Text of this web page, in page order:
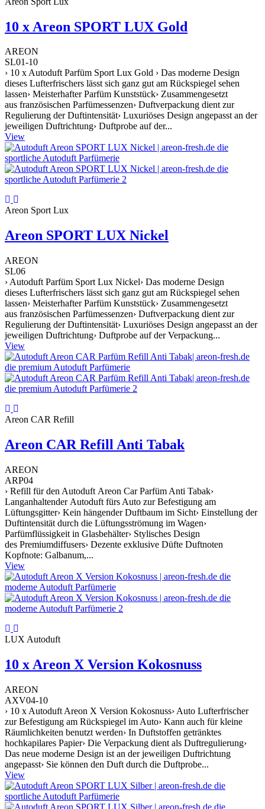
10 x Areon SPORT LUX Gold
AREON
SL01-10
› 10 x Autoduft Parfüm Sport Lux Gold › Das moderne Design
dieses Lufterfrischers lässt sich ganz gut am Rückspiegel sehen
lassen› Meisterhafter Parfüm Kunststück› Zusammengesetzt
aus französischen Parfümessenzen› Duftverpackung dient zur
Regulierung der Duftintensität› Luxuriöses Design angepasst an der
jeweiligen Duftrichtung› Duftprobe auf der...
View
Areon Sport Lux
Areon SPORT LUX Nickel
AREON
SL06
› Autoduft Parfüm Sport Lux Nickel› Das moderne Design
dieses Lufterfrischers lässt sich ganz gut am Rückspiegel sehen
lassen› Meisterhafter Parfüm Kunststück› Zusammengesetzt
aus französischen Parfümessenzen› Duftverpackung dient zur
Regulierung der Duftintensität› Luxuriöses Design angepasst an der
jeweiligen Duftrichtung› Duftprobe auf der Verpackung...
View
Areon CAR Refill
Areon CAR Refill Anti Tabak
AREON
ARP04
› Refill für den Autoduft Areon Car Parfüm Anti Tabak›
Langanhaltender Autoduft fürs Auto zur Befestigung am
Lüftungsgitter› Kein hängender Duftbaum im Sicht› Einstellung der
Duftintensität durch die Lüftungsströmung im Wagen›
Parfümflüssigkeit in Glasbehälter› Stylisches Design
des Premiumdiffusers› Dezente exklusive Düfte Duftnoten
Kopfnote: Galbanum,...
View
LUX Autoduft
10 x Areon X Version Kokosnuss
AREON
AXV04-10
› 10 x Autoduft Areon X Version Kokosnuss› Auto Lufterfrischer
zur Befestigung am Rückspiegel im Auto› Kann auch für kleine
Räumlichkeiten benutzt werden› In Duftstoffen getränktes
hochkapilares Papier› Die Verpackung dient als Duftregulierung›
Das neue moderne Design ist an der jeweiligen Duftrichtung
angepasst› Sie können den Duft durch die Duftprobe...
View